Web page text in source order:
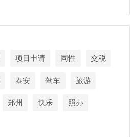
项目申请 同性 交税
泰安 驾车 旅游
郑州 快乐 照办